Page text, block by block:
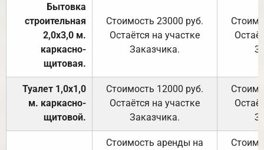
Бытовка
строительная
2,0х3,0 м.
каркасно-
щитовая.
Стоимость 23000 руб.
Остаётся на участке
Заказчика.
Туалет 1,0х1,0
м. каркасно-
щитовой.
Стоимость 12000 руб.
Остаётся на участке
Заказчика.
Стоимость аренды на